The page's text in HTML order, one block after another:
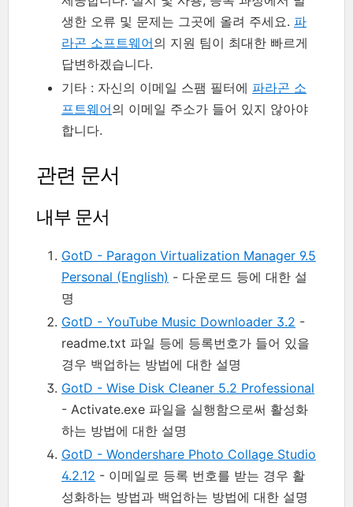
생한 오류 및 문제는 그곳에 올려 주세요. 파
라곤 소프트웨어의 지원 팀이 최대한 빠르게
답변하겠습니다.
기타 : 자신의 이메일 스팸 필터에 파라곤 소
프트웨어의 이메일 주소가 들어 있지 않아야
합니다.
관련 문서
내부 문서
GotD - Paragon Virtualization Manager 9.5
Personal (English) - 다운로드 등에 대한 설
명
GotD - YouTube Music Downloader 3.2 -
readme.txt 파일 등에 등록번호가 들어 있을
경우 백업하는 방법에 대한 설명
GotD - Wise Disk Cleaner 5.2 Professional
- Activate.exe 파일을 실행함으로써 활성화
하는 방법에 대한 설명
GotD - Wondershare Photo Collage Studio
4.2.12 - 이메일로 등록 번호를 받는 경우 활
성화하는 방법과 백업하는 방법에 대한 설명